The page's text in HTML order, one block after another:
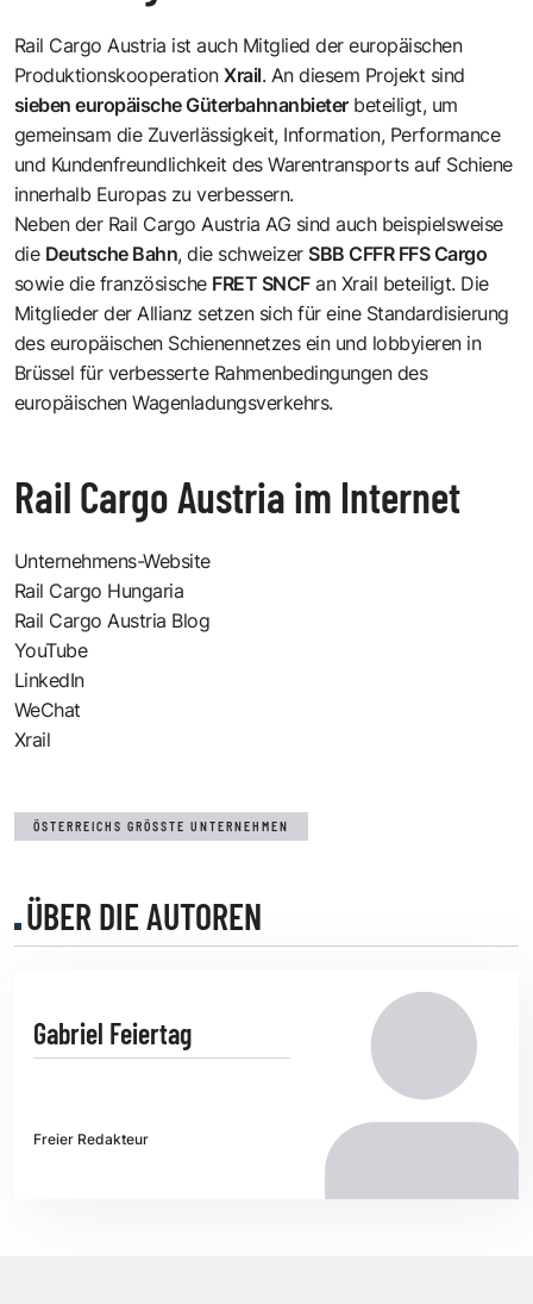
Rail Cargo Austria ist auch Mitglied der europäischen
ProduktionskooperationXrail. An diesem Projekt sind
sieben europäische Güterbahnanbieter beteiligt, um
gemeinsam die Zuverlässigkeit, Information, Performance
und Kundenfreundlichkeit des Warentransports auf Schiene
innerhalb Europas zu verbessern.
Neben der Rail Cargo Austria AG sind auch beispielsweise
die Deutsche Bahn, die schweizerSBB CFFR FFS Cargo
sowie die französische FRET SNCF an Xrail beteiligt. Die
Mitglieder der Allianz setzen sich für eine Standardisierung
des europäischen Schienennetzes ein und lobbyieren in
Brüssel für verbesserte Rahmenbedingungen des
europäischen Wagenladungsverkehrs.
Rail Cargo Austria im Internet
Unternehmens-Website
Rail Cargo Hungaria
Rail Cargo Austria Blog
YouTube
LinkedIn
WeChat
Xrail
ÖSTERREICHS GRÖSSTE UNTERNEHMEN
ÜBER DIE AUTOREN
Gabriel Feiertag
Freier Redakteur